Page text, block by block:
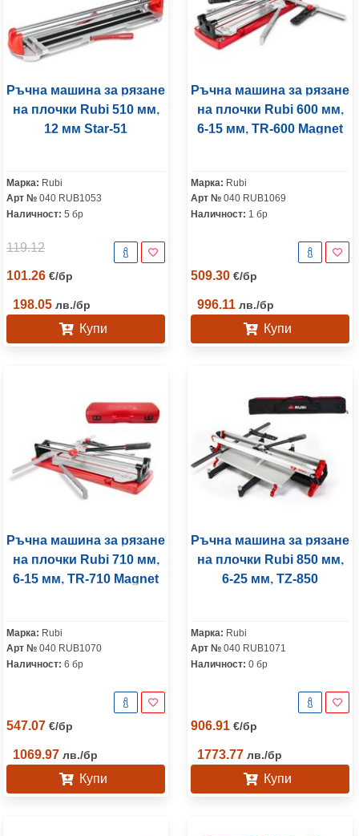
Ръчна машина за рязане
на плочки Rubi 510 мм,
12 мм Star-51
Марка: Rubi
Арт № 040 RUB1053
Наличност: 5 бр
119.12
101.26 €/бр
198.05 лв./бр
Купи
Ръчна машина за рязане
на плочки Rubi 600 мм,
6-15 мм, TR-600 Magnet
Марка: Rubi
Арт № 040 RUB1069
Наличност: 1 бр
509.30 €/бр
996.11 лв./бр
Купи
Ръчна машина за рязане
на плочки Rubi 710 мм,
6-15 мм, TR-710 Magnet
Марка: Rubi
Арт № 040 RUB1070
Наличност: 6 бр
547.07 €/бр
1069.97 лв./бр
Купи
Ръчна машина за рязане
на плочки Rubi 850 мм,
6-25 мм, TZ-850
Марка: Rubi
Арт № 040 RUB1071
Наличност: 0 бр
906.91 €/бр
1773.77 лв./бр
Купи